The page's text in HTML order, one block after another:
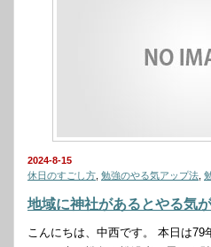
2024-8-15
休日のすごし方 勉強のやる気アップ法
地域に神社があるとやる気
こんにちは、中西です。 本日は79